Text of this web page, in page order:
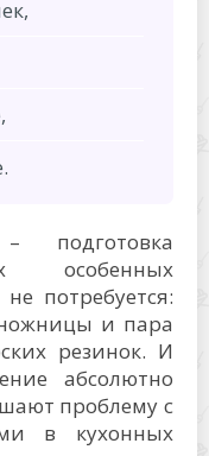
подготовка
особенных
потребуется:
и пара
резинок. И
абсолютно
проблему с
в кухонных